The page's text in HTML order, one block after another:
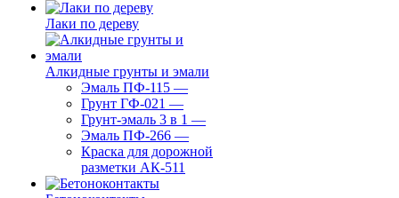
Лаки по дереву
Алкидные грунты и эмали
Эмаль ПФ-115 —
Грунт ГФ-021 —
Грунт-эмаль 3 в 1 —
Эмаль ПФ-266 —
Краска для дорожной
разметки АК-511